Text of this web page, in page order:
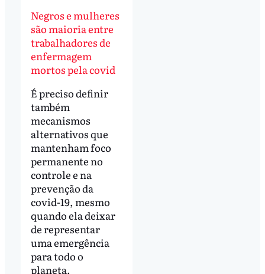
Negros e mulheres
são maioria entre
trabalhadores de
enfermagem
mortos pela covid
É preciso definir
também
mecanismos
alternativos que
mantenham foco
permanente no
controle e na
prevenção da
covid-19, mesmo
quando ela deixar
de representar
uma emergência
para todo o
planeta.